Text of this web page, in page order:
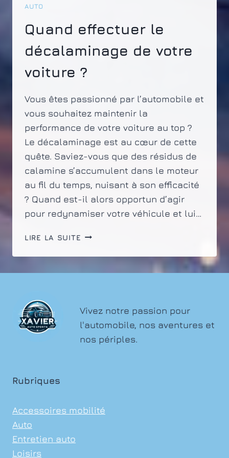
AUTO
Quand effectuer le
décalaminage de votre
voiture ?
Vous êtes passionné par l’automobile et
vous souhaitez maintenir la
performance de votre voiture au top ?
Le décalaminage est au cœur de cette
quête. Saviez-vous que des résidus de
calamine s’accumulent dans le moteur
au fil du temps, nuisant à son efficacité
? Quand est-il alors opportun d’agir
pour redynamiser votre véhicule et lui…
LIRE LA SUITE QUAND
LE
VOITURE
Vivez notre passion pour
l'automobile, nos aventures et
nos périples.
Rubriques
Accessoires mobilité
Auto
Entretien auto
Loisirs